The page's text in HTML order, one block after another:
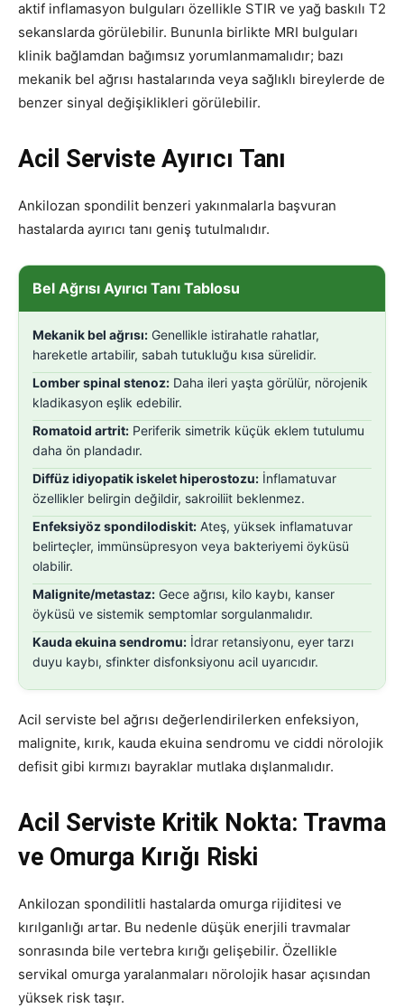
aktif inflamasyon bulguları özellikle STIR ve yağ baskılı T2
sekanslarda görülebilir. Bununla birlikte MRI bulguları
klinik bağlamdan bağımsız yorumlanmamalıdır; bazı
mekanik bel ağrısı hastalarında veya sağlıklı bireylerde de
benzer sinyal değişiklikleri görülebilir.
Acil Serviste Ayırıcı Tanı
Ankilozan spondilit benzeri yakınmalarla başvuran
hastalarda ayırıcı tanı geniş tutulmalıdır.
Bel Ağrısı Ayırıcı Tanı Tablosu
Mekanik bel ağrısı: Genellikle istirahatle rahatlar,
hareketle artabilir, sabah tutukluğu kısa sürelidir.
Lomber spinal stenoz: Daha ileri yaşta görülür, nörojenik
kladikasyon eşlik edebilir.
Romatoid artrit: Periferik simetrik küçük eklem tutulumu
daha ön plandadır.
Diffüz idiyopatik iskelet hiperostozu: İnflamatuvar
özellikler belirgin değildir, sakroiliit beklenmez.
Enfeksiyöz spondilodiskit: Ateş, yüksek inflamatuvar
belirteçler, immünsüpresyon veya bakteriyemi öyküsü
olabilir.
Malignite/metastaz: Gece ağrısı, kilo kaybı, kanser
öyküsü ve sistemik semptomlar sorgulanmalıdır.
Kauda ekuina sendromu: İdrar retansiyonu, eyer tarzı
duyu kaybı, sfinkter disfonksiyonu acil uyarıcıdır.
Acil serviste bel ağrısı değerlendirilerken enfeksiyon,
malignite, kırık, kauda ekuina sendromu ve ciddi nörolojik
defisit gibi kırmızı bayraklar mutlaka dışlanmalıdır.
Acil Serviste Kritik Nokta: Travma
ve Omurga Kırığı Riski
Ankilozan spondilitli hastalarda omurga rijiditesi ve
kırılganlığı artar. Bu nedenle düşük enerjili travmalar
sonrasında bile vertebra kırığı gelişebilir. Özellikle
servikal omurga yaralanmaları nörolojik hasar açısından
yüksek risk taşır.